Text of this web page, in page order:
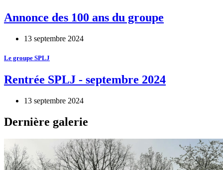
Annonce des 100 ans du groupe
13 septembre 2024
Le groupe SPLJ
Rentrée SPLJ - septembre 2024
13 septembre 2024
Dernière galerie